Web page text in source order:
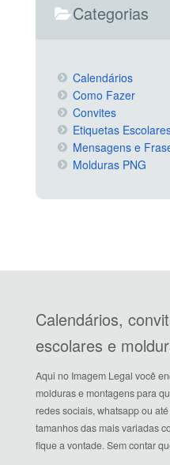
Categorias
Calendários
Como Fazer
Convites
Etiquetas
Mensagens e
Molduras PNG
Calendários,
escolares e
Aqui no Imagem Legal você
molduras e montagens para
redes sociais, whatsapp ou
tamanhos das mais variadas
fique a vontade. Sem contar